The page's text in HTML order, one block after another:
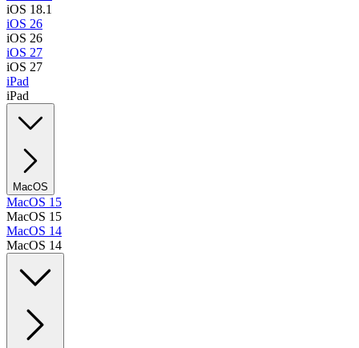
iOS 18.1
iOS 26
iOS 26
iOS 27
iOS 27
iPad
iPad
MacOS
MacOS 15
MacOS 15
MacOS 14
MacOS 14